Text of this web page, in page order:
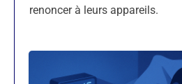
renoncer à leurs appareils.